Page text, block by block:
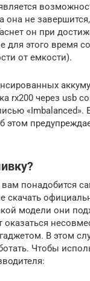
она не
он при
для этого время
от емкости).
rx200 через usb
«Imbalanced».
этом
понадобится
скачать
модели они
оказаться
В этом
Чтобы